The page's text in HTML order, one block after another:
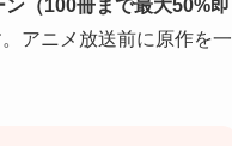
（100冊まで最大50%即
アニメ放送前に原作を一